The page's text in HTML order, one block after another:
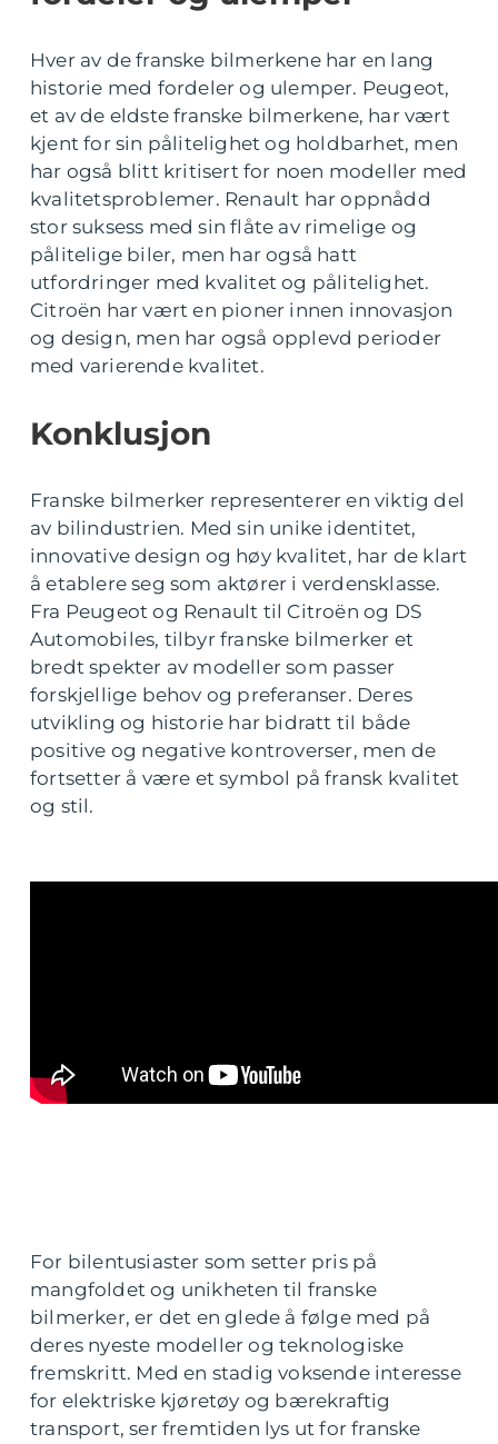
Hver av de franske bilmerkene har en lang
historie med fordeler og ulemper. Peugeot,
et av de eldste franske bilmerkene, har vært
kjent for sin pålitelighet og holdbarhet, men
har også blitt kritisert for noen modeller med
kvalitetsproblemer. Renault har oppnådd
stor suksess med sin flåte av rimelige og
pålitelige biler, men har også hatt
utfordringer med kvalitet og pålitelighet.
Citroën har vært en pioner innen innovasjon
og design, men har også opplevd perioder
med varierende kvalitet.
Konklusjon
Franske bilmerker representerer en viktig del
av bilindustrien. Med sin unike identitet,
innovative design og høy kvalitet, har de klart
å etablere seg som aktører i verdensklasse.
Fra Peugeot og Renault til Citroën og DS
Automobiles, tilbyr franske bilmerker et
bredt spekter av modeller som passer
forskjellige behov og preferanser. Deres
utvikling og historie har bidratt til både
positive og negative kontroverser, men de
fortsetter å være et symbol på fransk kvalitet
og stil.
For bilentusiaster som setter pris på
mangfoldet og unikheten til franske
bilmerker, er det en glede å følge med på
deres nyeste modeller og teknologiske
fremskritt. Med en stadig voksende interesse
for elektriske kjøretøy og bærekraftig
transport, ser fremtiden lys ut for franske